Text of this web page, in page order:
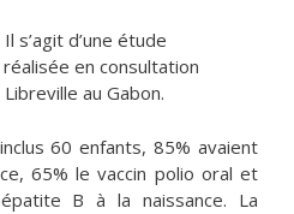
Il s’agit d’une étude
en consultation
au Gabon.
60 enfants, 85% avaient
65% le vaccin polio oral et
B à la naissance. La